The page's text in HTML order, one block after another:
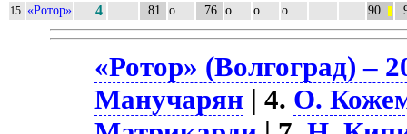
15. «Ротор» 4 ..81 о ..76 о о о 90..
«Ротор» (Волгоград) –
Манучарян | 4. О.